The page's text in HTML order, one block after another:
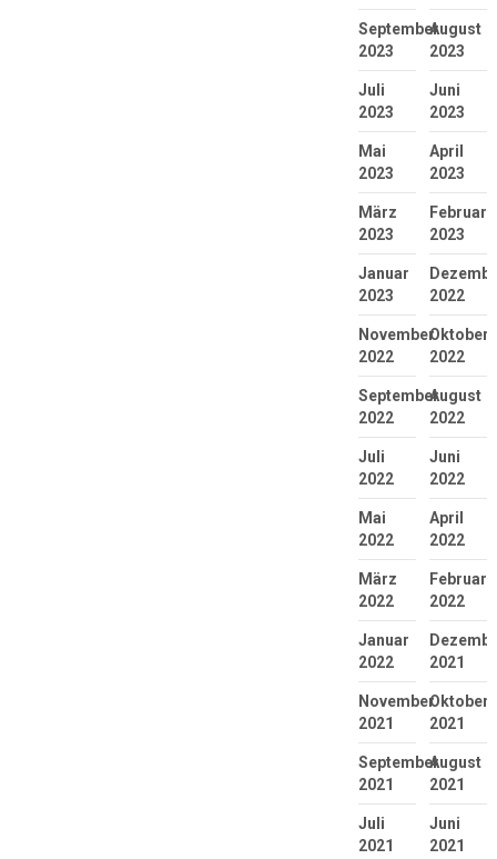
September
2023
August
2023
Juli
2023
Juni
2023
Mai
2023
April
2023
März
2023
Februar
2023
Januar
2023
2022
November
2022
Oktober
2022
September
2022
August
2022
Juli
2022
Juni
2022
Mai
2022
April
2022
März
2022
Februar
2022
Januar
2022
2021
November
2021
Oktober
2021
September
2021
August
2021
Juli
2021
Juni
2021